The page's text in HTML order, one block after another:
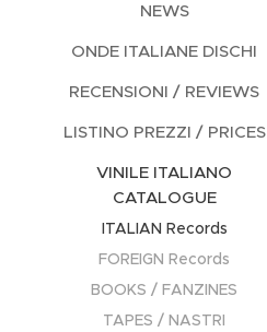
NEWS
ONDE ITALIANE DISCHI
RECENSIONI / REVIEWS
LISTINO PREZZI / PRICES
VINILE ITALIANO
CATALOGUE
ITALIAN Records
FOREIGN Records
BOOKS / FANZINES
TAPES / NASTRI